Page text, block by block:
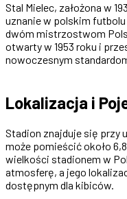
Stal Mielec, założona w
uznanie w polskim
dwóm mistrzostwom
otwarty w 1953 roku i
nowoczesnym
Lokalizacja i
Stadion znajduje się przy
może pomieścić około
wielkości stadionem w
atmosferę, a jego
dostępnym dla kibiców.